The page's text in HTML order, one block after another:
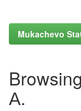
Mukachevo
А.